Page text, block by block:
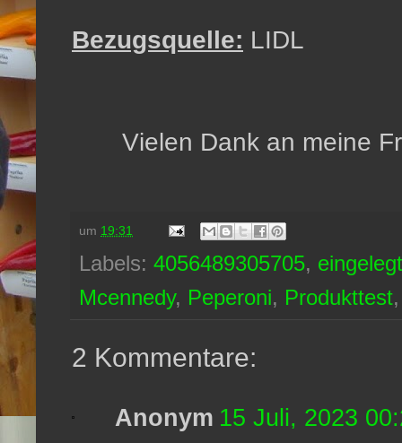
Bezugsquelle: LIDL
Vielen Dank an meine
um 19:31
Labels: 4056489305705, eingelegt
Mcennedy, Peperoni, Produkttest
2 Kommentare:
Anonym 15 Juli, 2023